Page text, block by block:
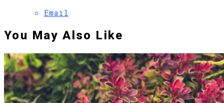
Email
You May Also Like